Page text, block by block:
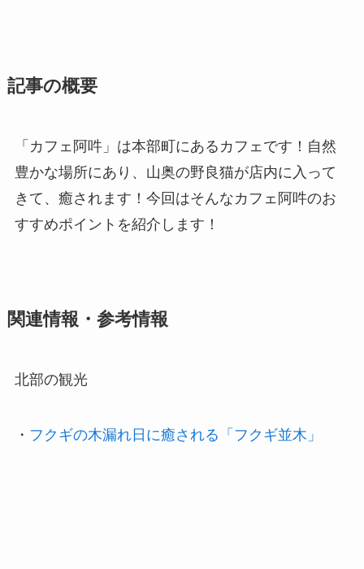
記事の概要
「カフェ阿吽」は本部町にあるカフェです！自然
豊かな場所にあり、山奥の野良猫が店内に入って
きて、癒されます！今回はそんなカフェ阿吽のお
すすめポイントを紹介します！
関連情報・参考情報
北部の観光
・ フクギの木漏れ日に癒される「フクギ並木」